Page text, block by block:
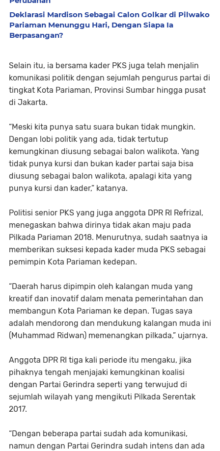
Deklarasi Mardison Sebagai Calon Golkar di Pilwako
Pariaman Menunggu Hari, Dengan Siapa Ia
Berpasangan?
Selain itu, ia bersama kader PKS juga telah menjalin
komunikasi politik dengan sejumlah pengurus partai di
tingkat Kota Pariaman, Provinsi Sumbar hingga pusat
di Jakarta.
“Meski kita punya satu suara bukan tidak mungkin.
Dengan lobi politik yang ada, tidak tertutup
kemungkinan diusung sebagai balon walikota. Yang
tidak punya kursi dan bukan kader partai saja bisa
diusung sebagai balon walikota, apalagi kita yang
punya kursi dan kader,” katanya.
Politisi senior PKS yang juga anggota DPR RI Refrizal,
menegaskan bahwa dirinya tidak akan maju pada
Pilkada Pariaman 2018. Menurutnya, sudah saatnya ia
memberikan suksesi kepada kader muda PKS sebagai
pemimpin Kota Pariaman kedepan.
“Daerah harus dipimpin oleh kalangan muda yang
kreatif dan inovatif dalam menata pemerintahan dan
membangun Kota Pariaman ke depan. Tugas saya
adalah mendorong dan mendukung kalangan muda ini
(Muhammad Ridwan) memenangkan pilkada,” ujarnya.
Anggota DPR RI tiga kali periode itu mengaku, jika
pihaknya tengah menjajaki kemungkinan koalisi
dengan Partai Gerindra seperti yang terwujud di
sejumlah wilayah yang mengikuti Pilkada Serentak
2017.
“Dengan beberapa partai sudah ada komunikasi,
namun dengan Partai Gerindra sudah intens dan ada